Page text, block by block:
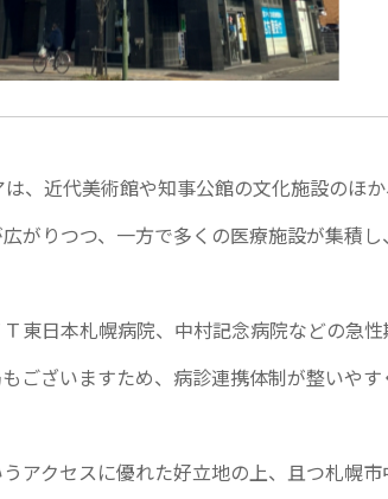
、近代美術館や知事公館の文化施設のほ
がりつつ、一方で多くの医療施設が集積
東日本札幌病院、中村記念病院などの急
ございますため、病診連携体制が整いや
アクセスに優れた好立地の上、且つ札幌